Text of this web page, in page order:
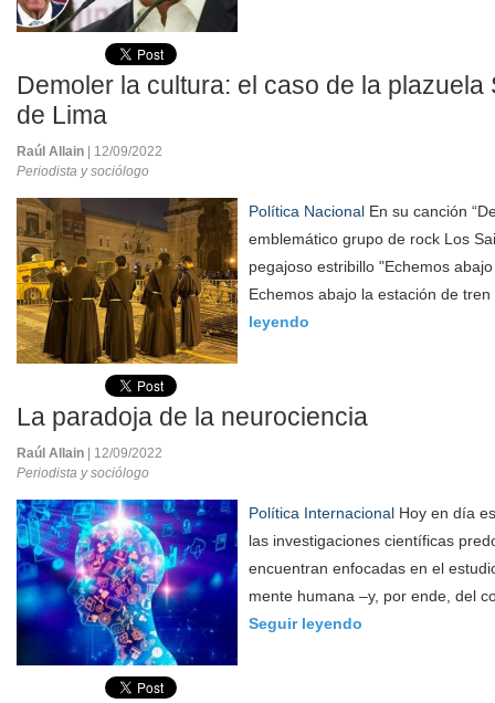
Demoler la cultura: el caso de la plazuela
de Lima
Raúl Allain
| 12/09/2022
Periodista y sociólogo
Política Nacional En su canción
emblemático grupo de rock Los
pegajoso estribillo "Echemos
Echemos abajo la estación de
leyendo
La paradoja de la neurociencia
Raúl Allain
| 12/09/2022
Periodista y sociólogo
Política Internacional Hoy en día
las investigaciones científicas
encuentran enfocadas en el
mente humana –y, por ende, del
Seguir leyendo